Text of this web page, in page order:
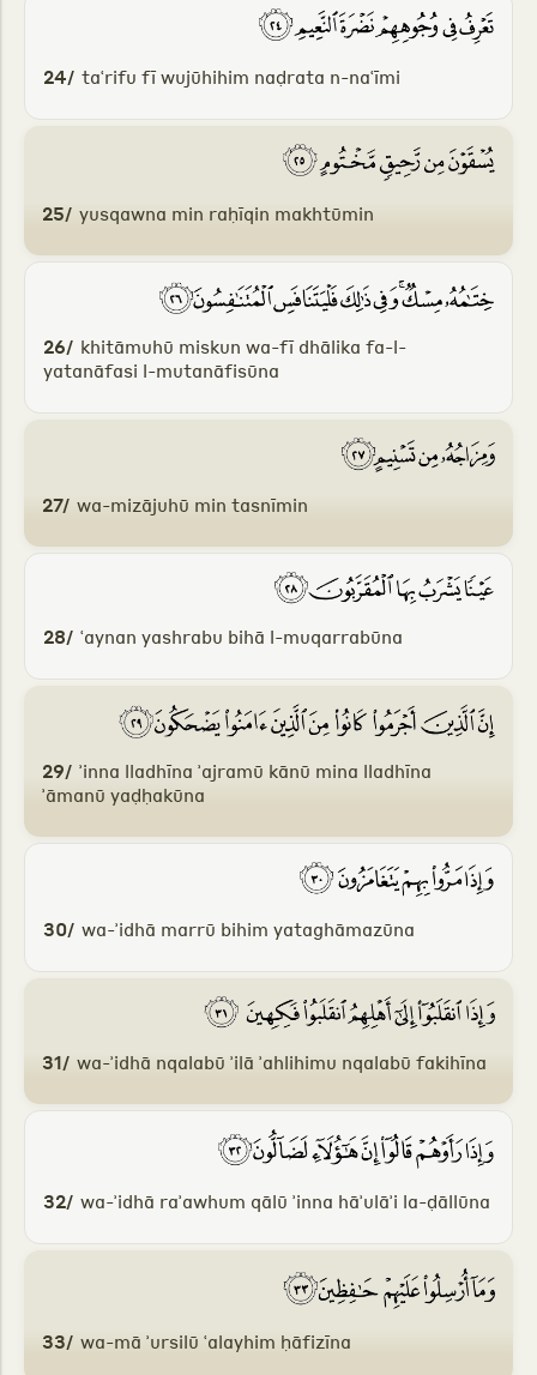
24/ taʿrifu fī wujūhihim naḍrata n-naʿīmi
25/ yusqawna min raḥīqin makhtūmin
26/ khitāmuhū miskun wa-fī dhālika fa-l-
yatanāfasi l-mutanāfisūna
27/ wa-mizājuhū min tasnīmin
28/ ʿaynan yashrabu bihā l-muqarrabūna
29/ ʾinna lladhīna ʾajramū kānū mina lladhīna
ʾāmanū yaḍḥakūna
30/ wa-ʾidhā marrū bihim yataghāmazūna
31/ wa-ʾidhā nqalabū ʾilā ʾahlihimu nqalabū fakihīna
32/ wa-ʾidhā raʾawhum qālū ʾinna hāʾulāʾi la-ḍāllūna
33/ wa-mā ʾursilū ʿalayhim ḥāfizīna